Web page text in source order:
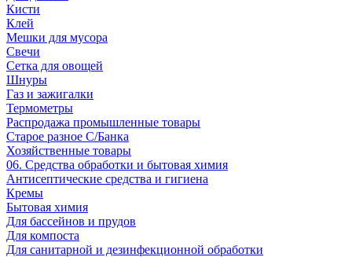
Кисти
Клей
Мешки для мусора
Свечи
Сетка для овощей
Шнуры
Газ и зажигалки
Термометры
Распродажа промышленные товары
Старое разное С/Банка
Хозяйственные товары
06. Средства обработки и бытовая химия
Антисептические средства и гигиена
Кремы
Бытовая химия
Для бассейнов и прудов
Для компоста
Для санитарной и дезинфекционной обработки